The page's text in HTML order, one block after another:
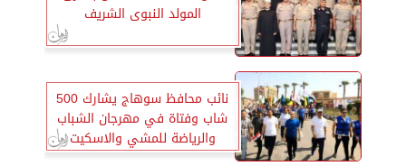
المولد النبوى الشريف
نائب محافظ سوهاج يشارك 500
شاب وفتاة في مهرجان الشباب
والرياضة للمشي والاسكيت